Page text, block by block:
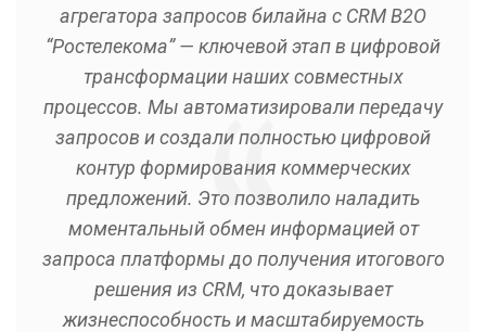
агрегатора запросов билайна с CRM B2O
“Ростелекома” — ключевой этап в цифровой
трансформации наших совместных
процессов. Мы автоматизировали передачу
запросов и создали полностью цифровой
контур формирования коммерческих
предложений. Это позволило наладить
моментальный обмен информацией от
запроса платформы до получения итогового
решения из CRM, что доказывает
жизнеспособность и масштабируемость